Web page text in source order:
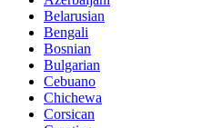
Belarusian
Bengali
Bosnian
Bulgarian
Cebuano
Chichewa
Corsican